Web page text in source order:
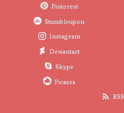
Pinterest
Stumbleupon
Instagram
Deviantart
Skype
Picassa
RSS